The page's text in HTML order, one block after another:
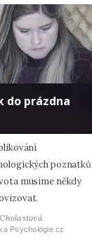
do prázdna
poznatků
musíme někdy
Psychologie.cz